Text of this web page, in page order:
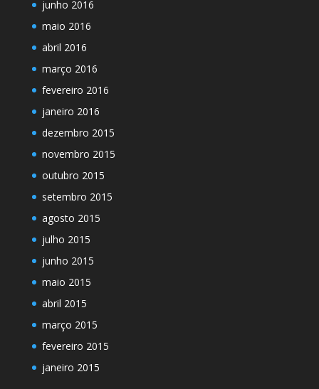
junho 2016
maio 2016
abril 2016
março 2016
fevereiro 2016
janeiro 2016
dezembro 2015
novembro 2015
outubro 2015
setembro 2015
agosto 2015
julho 2015
junho 2015
maio 2015
abril 2015
março 2015
fevereiro 2015
janeiro 2015